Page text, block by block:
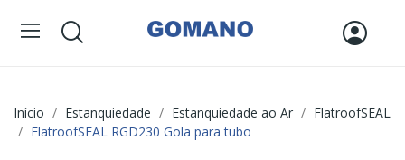
Início Estanquiedade Estanquiedade ao Ar
FlatroofSEAL
FlatroofSEAL RGD230 Gola para tubo